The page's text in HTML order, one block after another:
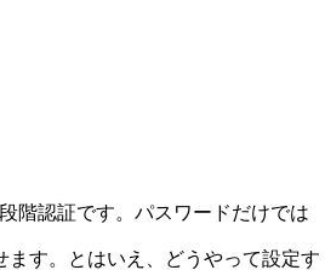
階認証です。パスワードだけでは
す。とはいえ、どうやって設定す